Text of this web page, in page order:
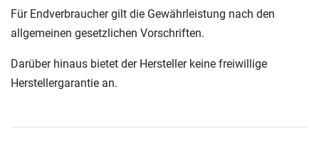
Für Endverbraucher gilt die Gewährleistung nach den
allgemeinen gesetzlichen Vorschriften.
Darüber hinaus bietet der Hersteller keine freiwillige
Herstellergarantie an.